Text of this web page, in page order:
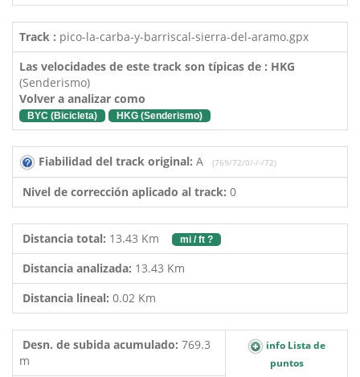
Track : pico-la-carba-y-barriscal-sierra-del-aramo.gpx
Las velocidades de este track son típicas de : HKG
(Senderismo)
Volver a analizar como
BYC (Bicicleta) HKG (Senderismo)
Fiabilidad del track original: A (769/72/0/-/-/72)
Nivel de corrección aplicado al track: 0
Distancia total: 13.43 Km mi / ft ?
Distancia analizada: 13.43 Km
Distancia lineal: 0.02 Km
Desn. de subida acumulado: 769.3
m
info Lista de
puntos